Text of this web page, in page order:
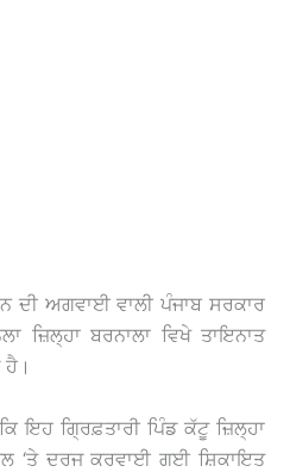
ਦੀ ਅਗਵਾਈ ਵਾਲੀ ਪੰਜਾਬ ਸਰਕਾਰ
ਬਰਨਾਲਾ ਵਿਖੇ ਤਾਇਨਾਤ
ਇਹ ਗ੍ਰਿਫ਼ਤਾਰੀ ਪਿੰਡ ਕੱਟੂ ਜ਼ਿਲ੍ਹਾ
‘ਤੇ ਦਰਜ ਕਰਵਾਈ ਗਈ ਸ਼ਿਕਾਇਤ